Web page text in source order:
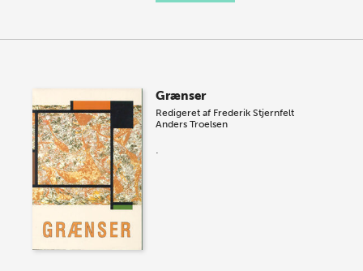
Grænser
Redigeret af Frederik Stjernfelt
Anders Troelsen
.